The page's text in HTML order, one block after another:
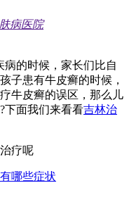
病医院
病的时候，家长们比自
子患有牛皮癣的时候，
牛皮癣的误区，那么儿
下面我们来看看吉林治
哪些症状